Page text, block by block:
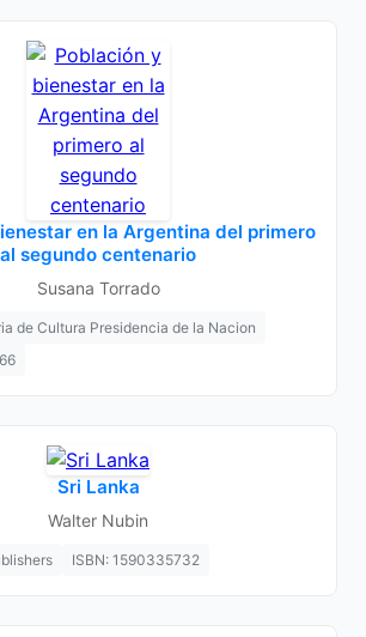
en la Argentina del primero
al segundo centenario
Susana Torrado
de Cultura Presidencia de la Nacion
Sri Lanka
Walter Nubin
ISBN: 1590335732